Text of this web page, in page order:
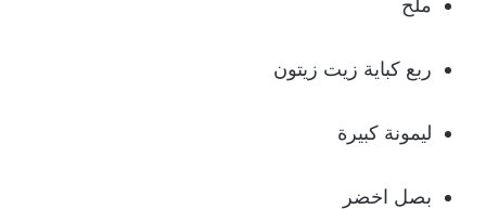
ملح
ربع كباية زيت زيتون
ليمونة كبيرة
بصل اخضر